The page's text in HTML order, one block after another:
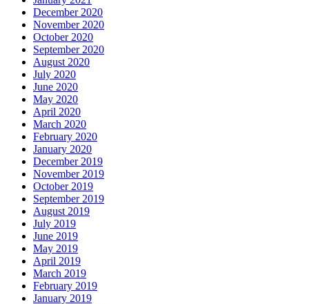
December 2020
November 2020
October 2020
September 2020
August 2020
July 2020
June 2020
May 2020
April 2020
March 2020
February 2020
January 2020
December 2019
November 2019
October 2019
September 2019
August 2019
July 2019
June 2019
May 2019
April 2019
March 2019
February 2019
January 2019